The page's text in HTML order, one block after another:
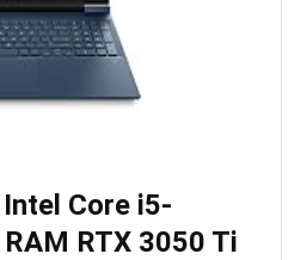
Core i5-
RTX 3050 Ti